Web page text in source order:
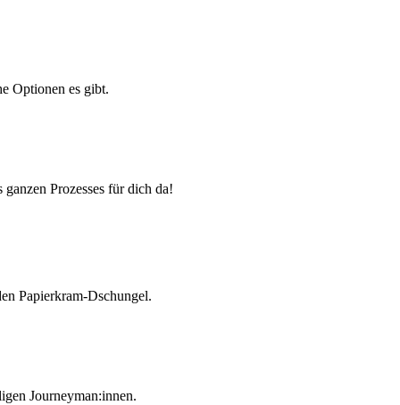
Optionen es gibt.
Prozesses für dich da!
Papierkram-Dschungel.
Journeyman:innen.